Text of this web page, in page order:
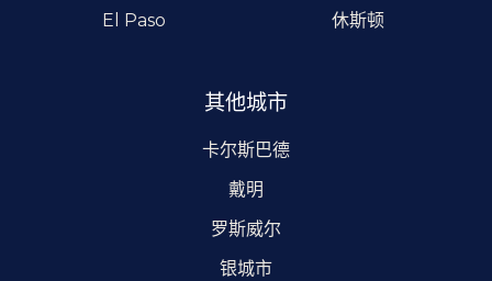
El Paso
休斯顿
其他城市
卡尔斯巴德
戴明
罗斯威尔
银城市